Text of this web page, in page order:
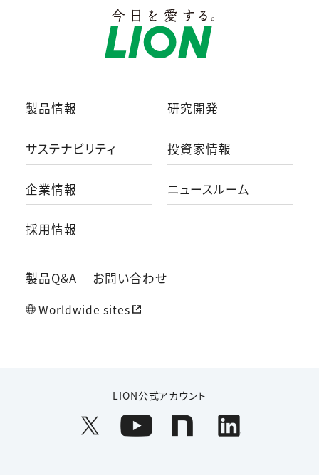
製品情報 研究開発
サステナビリティ 投資家情報
企業情報 ニュースルーム
採用情報
製品Q&A お問い合わせ
Worldwide sites
LION公式アカウント